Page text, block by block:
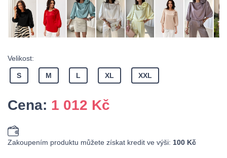
Velikost:
S M L XL XXL
Cena: 1 012 Kč
Zakoupením produktu můžete získat kredit ve výši: 100 Kč